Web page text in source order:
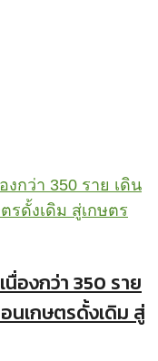
องกว่า 350 ราย
นเกษตรดั้งเดิม สู่